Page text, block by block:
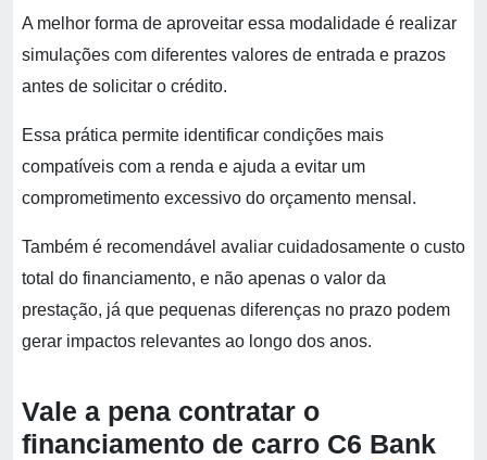
A melhor forma de aproveitar essa modalidade é realizar
simulações com diferentes valores de entrada e prazos
antes de solicitar o crédito.
Essa prática permite identificar condições mais
compatíveis com a renda e ajuda a evitar um
comprometimento excessivo do orçamento mensal.
Também é recomendável avaliar cuidadosamente o custo
total do financiamento, e não apenas o valor da
prestação, já que pequenas diferenças no prazo podem
gerar impactos relevantes ao longo dos anos.
Vale a pena contratar o
financiamento de carro C6 Bank